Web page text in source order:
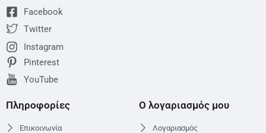
Facebook
Twitter
Instagram
Pinterest
YouTube
Πληροφορίες
Επικοινωνία
Ο λογαριασμός μου
Λογαριασμός